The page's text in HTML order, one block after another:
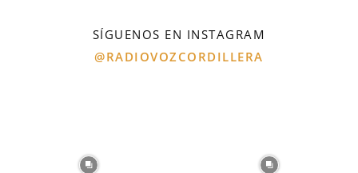
SÍGUENOS EN INSTAGRAM
@RADIOVOZCORDILLERA